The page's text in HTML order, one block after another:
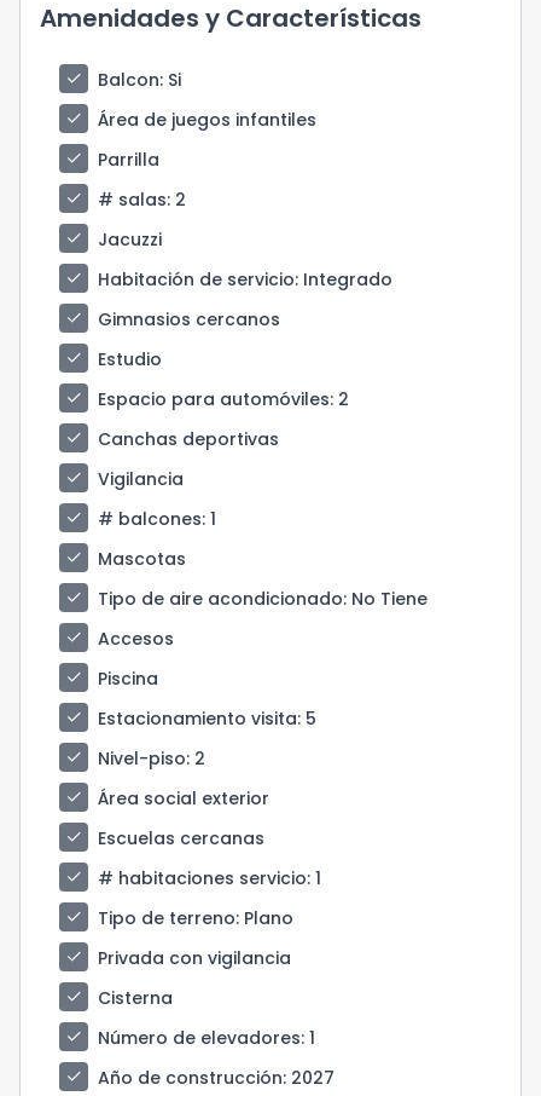
Amenidades y Características
check Balcon: Si
check
Área de juegos infantiles
check
Parrilla
check
# salas: 2
check
Jacuzzi
check
Habitación de servicio: Integrado
check
Gimnasios cercanos
check
Estudio
check
Espacio para automóviles: 2
check
Canchas deportivas
check
Vigilancia
check
# balcones: 1
check
Mascotas
check
Tipo de aire acondicionado: No Tiene
check
Accesos
check
Piscina
check
Estacionamiento visita: 5
check
Nivel-piso: 2
check
Área social exterior
check
Escuelas cercanas
check
# habitaciones servicio: 1
check
Tipo de terreno: Plano
check
Privada con vigilancia
check
Cisterna
check
Número de elevadores: 1
check
Año de construcción: 2027